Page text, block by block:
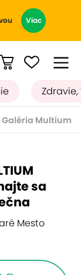
Viac
Zdravie,
Galéria Multium
sa
Mesto